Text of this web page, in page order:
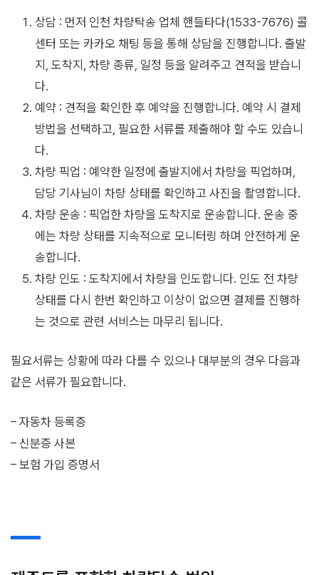
상담 : 먼저 인천 차량탁송 업체 핸들타다(1533-7676) 콜
센터 또는 카카오 채팅 등을 통해 상담을 진행합니다. 출발
지, 도착지, 차량 종류, 일정 등을 알려주고 견적을 받습니
다.
예약 : 견적을 확인한 후 예약을 진행합니다. 예약 시 결제
방법을 선택하고, 필요한 서류를 제출해야 할 수도 있습니
다.
차량 픽업 : 예약한 일정에 출발지에서 차량을 픽업하며,
담당 기사님이 차량 상태를 확인하고 사진을 촬영합니다.
차량 운송 : 픽업한 차량을 도착지로 운송합니다. 운송 중
에는 차량 상태를 지속적으로 모니터링 하며 안전하게 운
송합니다.
차량 인도 : 도착지에서 차량을 인도합니다. 인도 전 차량
상태를 다시 한번 확인하고 이상이 없으면 결제를 진행하
는 것으로 관련 서비스는 마무리 됩니다.
필요서류는 상황에 따라 다를 수 있으나 대부분의 경우 다음과
같은 서류가 필요합니다.
– 자동차 등록증
– 신분증 사본
– 보험 가입 증명서